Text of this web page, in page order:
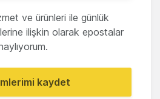
ve ürünleri ile günlük
ilişkin olarak epostalar
kaydet